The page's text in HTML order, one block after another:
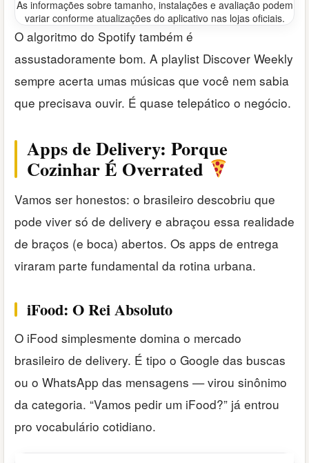
As informações sobre tamanho, instalações e avaliação podem
variar conforme atualizações do aplicativo nas lojas oficiais.
O algoritmo do Spotify também é
assustadoramente bom. A playlist Discover Weekly
sempre acerta umas músicas que você nem sabia
que precisava ouvir. É quase telepático o negócio.
Apps de Delivery: Porque
Cozinhar É Overrated
Vamos ser honestos: o brasileiro descobriu que
pode viver só de delivery e abraçou essa realidade
de braços (e boca) abertos. Os apps de entrega
viraram parte fundamental da rotina urbana.
iFood: O Rei Absoluto
O iFood simplesmente domina o mercado
brasileiro de delivery. É tipo o Google das buscas
ou o WhatsApp das mensagens — virou sinônimo
da categoria. “Vamos pedir um iFood?” já entrou
pro vocabulário cotidiano.